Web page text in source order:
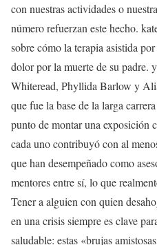
con nuestras actividades o
número refuerzan este hecho.
sobre cómo la terapia asistida
dolor por la muerte de su padre.
Whiteread, Phyllida Barlow y
que fue la base de la larga
punto de montar una exposición
cada uno contribuyó con al
que han desempeñado como
mentores entre sí, lo que
Tener a alguien con quien
en una crisis siempre es clave
saludable: estas «brujas